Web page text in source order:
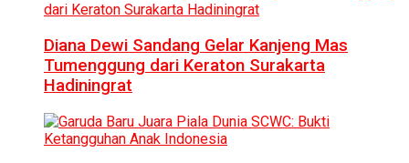
Diana Dewi Sandang Gelar Kanjeng Mas
Tumenggung dari Keraton Surakarta
Hadiningrat